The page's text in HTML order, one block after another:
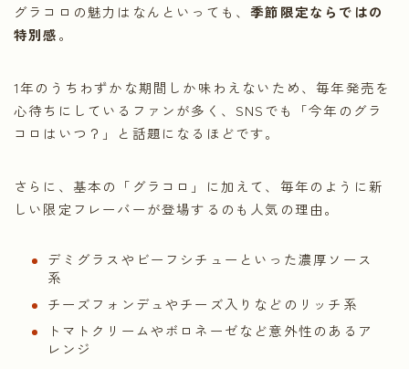
グラコロの魅力はなんといっても、季節限定ならではの
特別感。
1年のうちわずかな期間しか味わえないため、毎年発売を
心待ちにしているファンが多く、SNSでも「今年のグラ
コロはいつ？」と話題になるほどです。
さらに、基本の「グラコロ」に加えて、毎年のように新
しい限定フレーバーが登場するのも人気の理由。
デミグラスやビーフシチューといった濃厚ソース
系
チーズフォンデュやチーズ入りなどのリッチ系
トマトクリームやボロネーゼなど意外性のあるア
レンジ